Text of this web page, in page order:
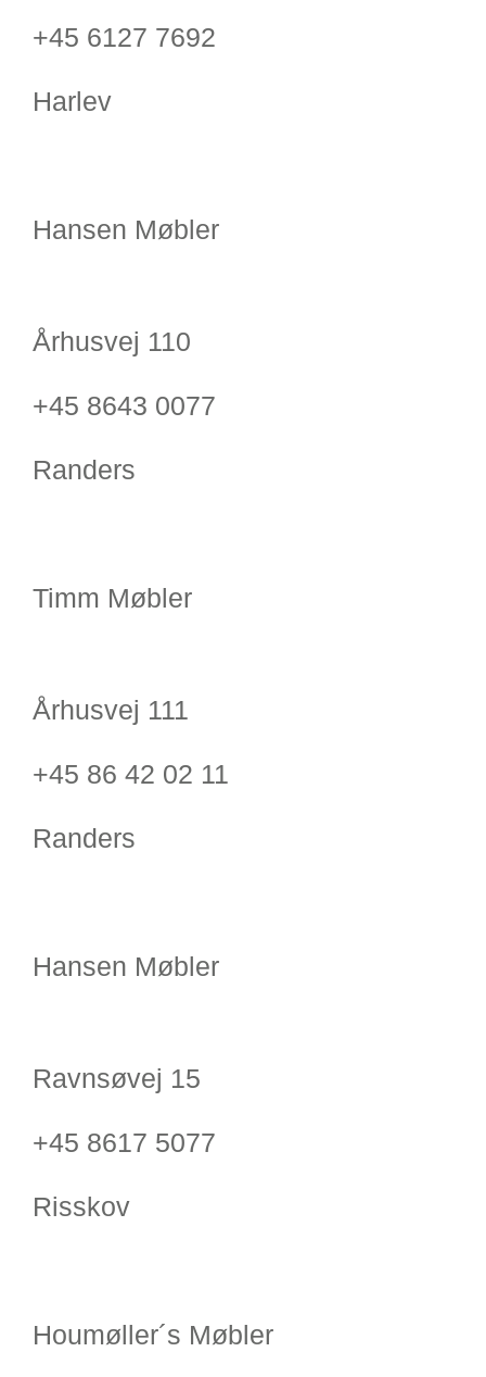
+45 6127 7692
Harlev
Hansen Møbler
Århusvej 110
+45 8643 0077
Randers
Timm Møbler
Århusvej 111
+45 86 42 02 11
Randers
Hansen Møbler
Ravnsøvej 15
+45 8617 5077
Risskov
Houmøller´s Møbler